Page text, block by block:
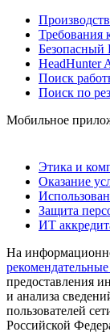
Требования
Безопасный
HeadHunter
Поиск
Поиск по
Мобильное
Этика и
Оказание
Защита
ИТ
На
предоставления
и анализа
пользователей
Российской